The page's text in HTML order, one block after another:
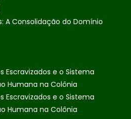
A Consolidação do Domínio
Escravizados e o Sistema
Humana na Colônia
Escravizados e o Sistema
Humana na Colônia